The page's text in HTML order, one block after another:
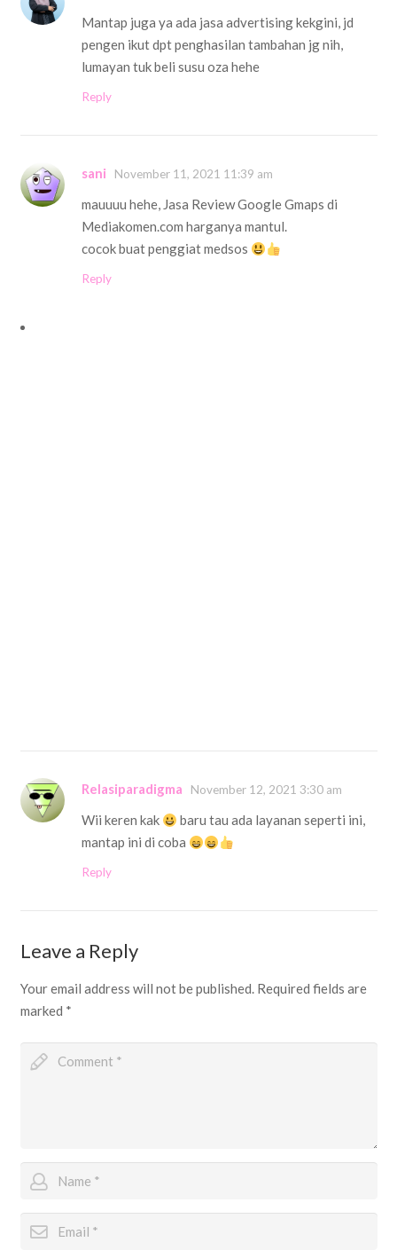
Mantap juga ya ada jasa advertising kekgini, jd
pengen ikut dpt penghasilan tambahan jg nih,
lumayan tuk beli susu oza hehe
Reply
sani November 11, 2021 11:39 am
mauuuu hehe, Jasa Review Google Gmaps di
Mediakomen.com harganya mantul.
cocok buat penggiat medsos
Reply
Relasiparadigma November 12, 2021 3:30 am
Wii keren kak
baru tau ada layanan seperti ini,
mantap ini di coba
Reply
Leave a Reply
Your email address will not be published. Required fields are
marked *